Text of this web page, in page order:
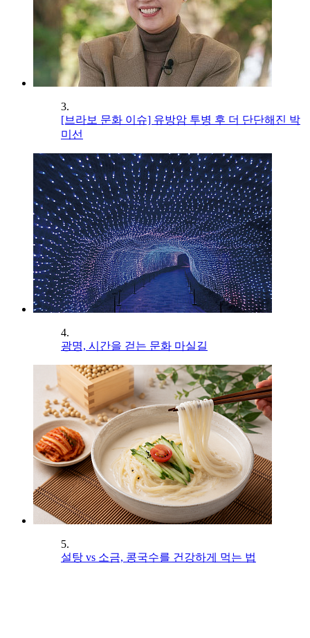
3.
[브라보 문화 이슈] 유방암 투병 후 더 단단해진 박
미선
4.
광명, 시간을 걷는 문화 마실길
5.
설탕 vs 소금, 콩국수를 건강하게 먹는 법